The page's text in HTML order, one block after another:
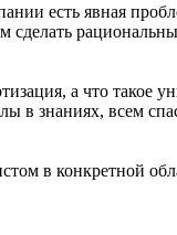
есть явная
а что
в знаниях, всем
в конкретной